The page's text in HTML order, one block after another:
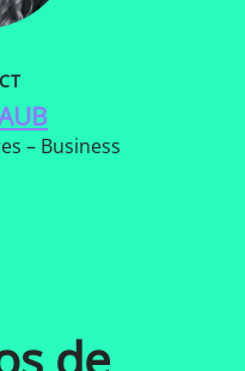
– Business